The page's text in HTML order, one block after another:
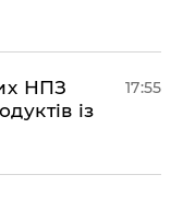
НПЗ
із
17:55